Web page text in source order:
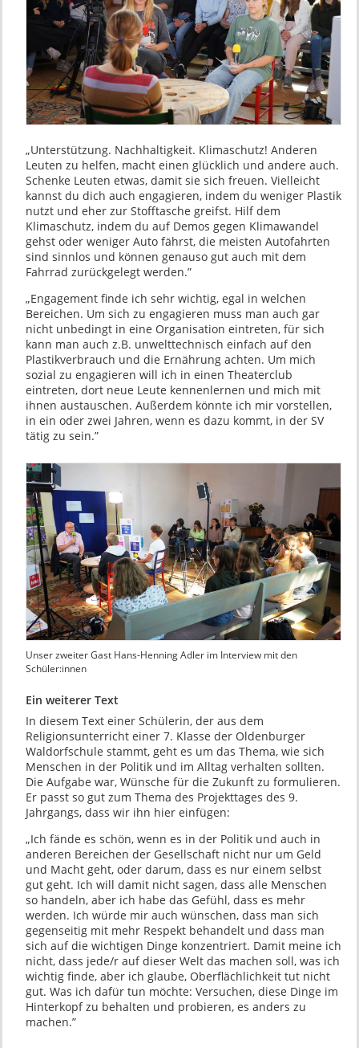
„Unterstützung. Nachhaltigkeit. Klimaschutz! Anderen
Leuten zu helfen, macht einen glücklich und andere auch.
Schenke Leuten etwas, damit sie sich freuen. Vielleicht
kannst du dich auch engagieren, indem du weniger Plastik
nutzt und eher zur Stofftasche greifst. Hilf dem
Klimaschutz, indem du auf Demos gegen Klimawandel
gehst oder weniger Auto fährst, die meisten Autofahrten
sind sinnlos und können genauso gut auch mit dem
Fahrrad zurückgelegt werden.”
„Engagement finde ich sehr wichtig, egal in welchen
Bereichen. Um sich zu engagieren muss man auch gar
nicht unbedingt in eine Organisation eintreten, für sich
kann man auch z.B. unwelttechnisch einfach auf den
Plastikverbrauch und die Ernährung achten. Um mich
sozial zu engagieren will ich in einen Theaterclub
eintreten, dort neue Leute kennenlernen und mich mit
ihnen austauschen. Außerdem könnte ich mir vorstellen,
in ein oder zwei Jahren, wenn es dazu kommt, in der SV
tätig zu sein.”
Unser zweiter Gast Hans-Henning Adler im Interview mit den
Schüler:innen
Ein weiterer Text
In diesem Text einer Schülerin, der aus dem
Religionsunterricht einer 7. Klasse der Oldenburger
Waldorfschule stammt, geht es um das Thema, wie sich
Menschen in der Politik und im Alltag verhalten sollten.
Die Aufgabe war, Wünsche für die Zukunft zu formulieren.
Er passt so gut zum Thema des Projekttages des 9.
Jahrgangs, dass wir ihn hier einfügen:
„Ich fände es schön, wenn es in der Politik und auch in
anderen Bereichen der Gesellschaft nicht nur um Geld
und Macht geht, oder darum, dass es nur einem selbst
gut geht. Ich will damit nicht sagen, dass alle Menschen
so handeln, aber ich habe das Gefühl, dass es mehr
werden. Ich würde mir auch wünschen, dass man sich
gegenseitig mit mehr Respekt behandelt und dass man
sich auf die wichtigen Dinge konzentriert. Damit meine ich
nicht, dass jede/r auf dieser Welt das machen soll, was ich
wichtig finde, aber ich glaube, Oberflächlichkeit tut nicht
gut. Was ich dafür tun möchte: Versuchen, diese Dinge im
Hinterkopf zu behalten und probieren, es anders zu
machen.”